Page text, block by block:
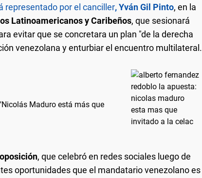
representado por el canciller, Yván Gil Pinto, en la
Latinoamericanos y Caribeños, que sesionará
evitar que se concretara un plan "de la derecha
venezolana y enturbiar el encuentro multilateral.
Maduro está más que
, que celebró en redes sociales luego de
oportunidades que el mandatario venezolano es